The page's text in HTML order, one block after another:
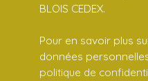
BLOIS CEDEX.
Pour en savoir plus
données
politique de